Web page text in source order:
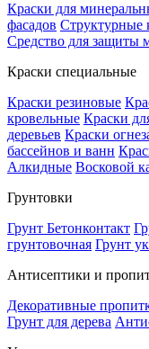
Краски для
фасадов Структурные
Средство для защиты
Краски специальные
Краски резиновые
кровельные Краски
деревьев Краски
бассейнов и ванн
Алкидные Восковой
Грунтовки
Грунт Бетонконтакт
грунтовочная Грунт
Антисептики и
Декоративные
Грунт для дерева